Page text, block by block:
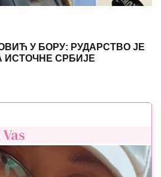
У БОРУ: РУДАРСТВО ЈЕ
ИСТОЧНЕ СРБИЈЕ